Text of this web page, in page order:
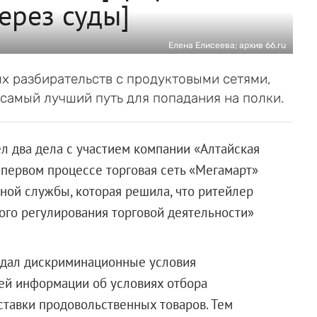
суды]
Елена Елисеева; архив 66.ru
разбирательств с продуктовыми сетями,
лучший путь для попадания на полки.
дела с участием компании «Алтайская
процессе торговая сеть «Мегамарт»
службы, которая решила, что ритейлер
регулирования торговой деятельности»
дискриминационные условия
информации об условиях отбора
продовольственных товаров. Тем